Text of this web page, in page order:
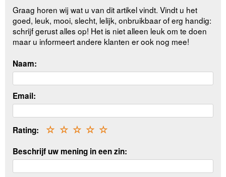
Graag horen wij wat u van dit artikel vindt. Vindt u het
goed, leuk, mooi, slecht, lelijk, onbruikbaar of erg handig:
schrijf gerust alles op! Het is niet alleen leuk om te doen
maar u informeert andere klanten er ook nog mee!
Naam:
Email:
Rating: ☆
☆
☆
☆
☆
Beschrijf uw mening in een zin: